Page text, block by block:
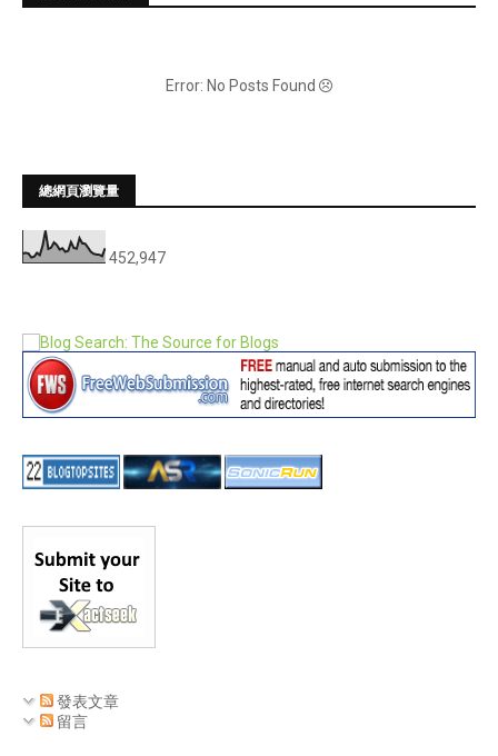
Error: No Posts Found
總網頁瀏覽量
452,947
發表文章
留言